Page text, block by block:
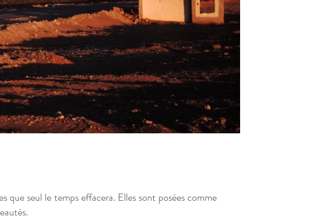
que seul le temps effacera. Elles sont posées comme